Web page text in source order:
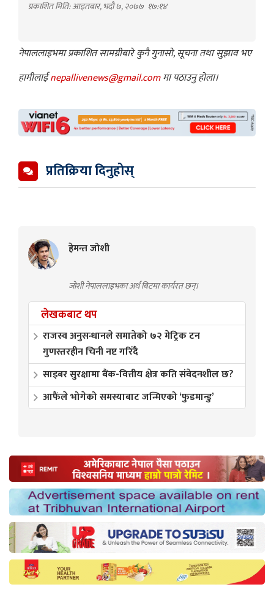
प्रकाशित मिति: आइतबार, भदौ ७, २०७७ १७:१४
नेपाललाइभमा प्रकाशित सामग्रीबारे कुनै गुनासो, सूचना तथा सुझाव भए
हामीलाईnepallivenews@gmail.comमा पठाउनु होला।
प्रतिक्रिया दिनुहोस्
हेमन्त जोशी
जोशी नेपाललाइभका अर्थ बिटमा कार्यरत छन्।
लेखकबाट थप
राजस्व अनुसन्धानले समातेको ७२ मेट्रिक टन
गुणस्तरहीन चिनी नष्ट गरिँदै
साइबर सुरक्षामा बैंक-वित्तीय क्षेत्र कति संवेदनशील छ?
आफैंले भोगेको समस्याबाट जन्मिएको ‘फुडमान्डु’